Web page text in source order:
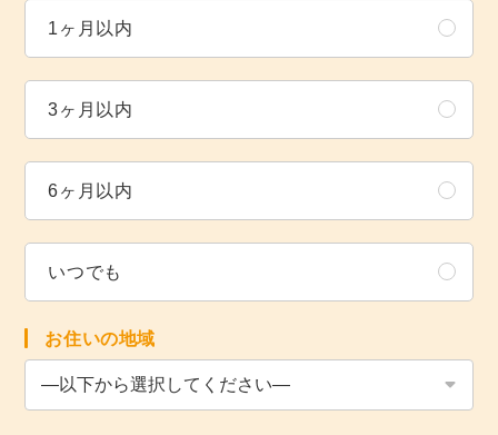
1ヶ月以内
3ヶ月以内
6ヶ月以内
いつでも
お住いの地域